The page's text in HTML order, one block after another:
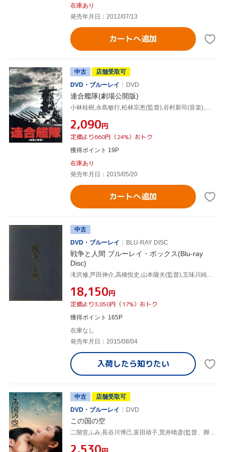
在庫あり
発売年月日：2012/07/13
カートへ追加
中古
店舗受取可
DVD・ブルーレイ
DVD
連合艦隊(劇場公開版)
小林桂樹,永島敏行,松林宗恵(監督),谷村新司(音楽),服部克久(音楽)
¥2,090円
定価より660円（24%）おトク
獲得ポイント 19P
在庫あり
発売年月日：2015/05/20
カートへ追加
中古
DVD・ブルーレイ
BLU-RAY DISC
戦争と人間 ブルーレイ・ボックス(Blu-ray
Disc)
滝沢修,芦田伸介,高橋悦史,山本薩夫(監督),五味川純平(原作),佐藤勝(音楽)
¥18,150円
定価より3,850円（17%）おトク
獲得ポイント 165P
在庫なし
発売年月日：2015/08/04
入荷したら知りたい
中古
店舗受取可
DVD・ブルーレイ
DVD
この国の空
二階堂ふみ,長谷川博己,富田靖子,荒井晴彦(監督、脚本),高井有一(原作),下田逸郎(音楽),柴田奈穂(音楽)